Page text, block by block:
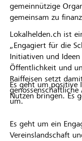
gemeinnützige
gemeinsam zu
Lokalhelden.ch ist
„Engagiert für die
Initiativen und
Öffentlichkeit und
Raiffeisen setzt
um.
Es geht um positive
Nutzen bringen. Es
Es geht um ein
Vereinslandschaft